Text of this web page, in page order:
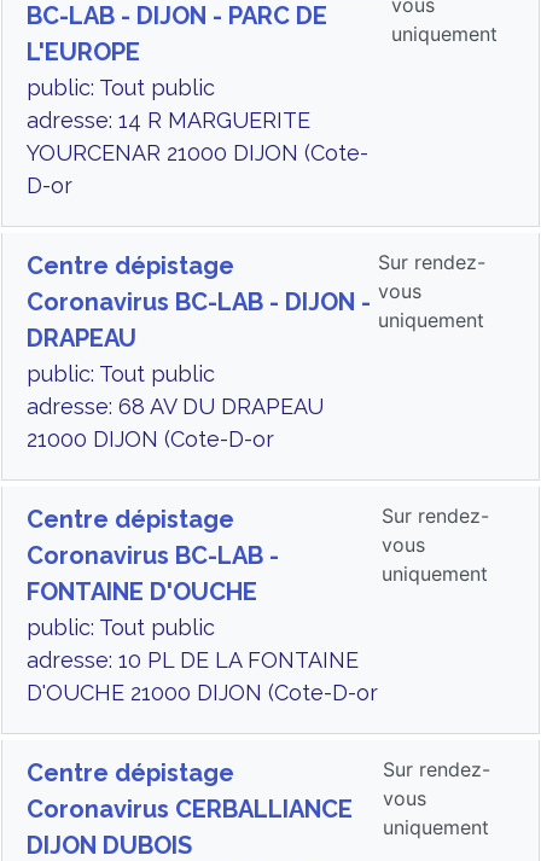
BC-LAB - DIJON - PARC DE
L'EUROPE
public: Tout public
adresse: 14 R MARGUERITE
YOURCENAR 21000 DIJON (Cote-
D-or
vous
uniquement
Centre dépistage
Coronavirus BC-LAB - DIJON -
DRAPEAU
public: Tout public
adresse: 68 AV DU DRAPEAU
21000 DIJON (Cote-D-or
Sur rendez-
vous
uniquement
Centre dépistage
Coronavirus BC-LAB -
FONTAINE D'OUCHE
public: Tout public
adresse: 10 PL DE LA FONTAINE
D'OUCHE 21000 DIJON (Cote-D-or
Sur rendez-
vous
uniquement
Centre dépistage
Coronavirus CERBALLIANCE
DIJON DUBOIS
Sur rendez-
vous
uniquement